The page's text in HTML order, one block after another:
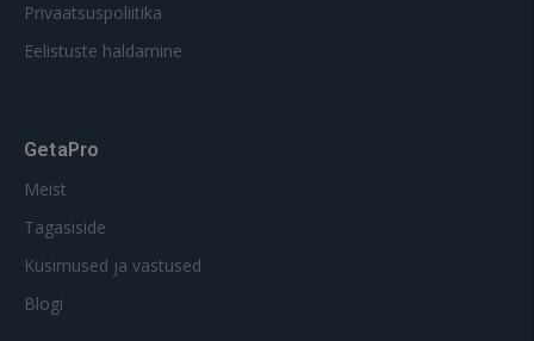
Privaatsuspoliitika
Eelistuste haldamine
GetaPro
Meist
Tagasiside
Küsimused ja vastused
Blogi